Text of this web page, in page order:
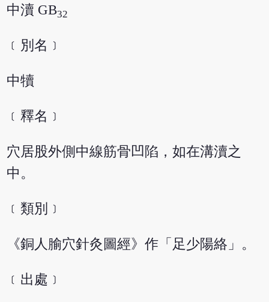
中瀆 GB32
﹝別名﹞
中犢
﹝釋名﹞
穴居股外側中線筋骨凹陷，如在溝瀆之
中。
﹝類別﹞
《銅人腧穴針灸圖經》作「足少陽絡」。
﹝出處﹞